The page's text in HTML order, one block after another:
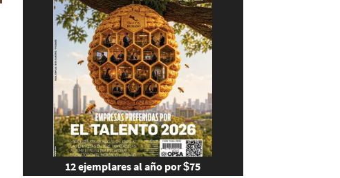
12 ejemplares al año por $75